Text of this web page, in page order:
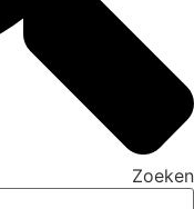
Zoeken